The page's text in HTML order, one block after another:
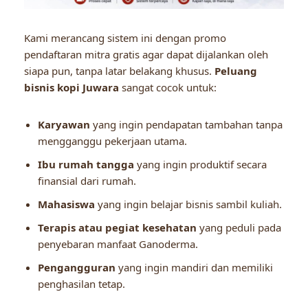
Kami merancang sistem ini dengan promo
pendaftaran mitra gratis agar dapat dijalankan oleh
siapa pun, tanpa latar belakang khusus. Peluang
bisnis kopi Juwara sangat cocok untuk:
Karyawan yang ingin pendapatan tambahan tanpa
mengganggu pekerjaan utama.
Ibu rumah tangga yang ingin produktif secara
finansial dari rumah.
Mahasiswa yang ingin belajar bisnis sambil kuliah.
Terapis atau pegiat kesehatan yang peduli pada
penyebaran manfaat Ganoderma.
Pengangguran yang ingin mandiri dan memiliki
penghasilan tetap.